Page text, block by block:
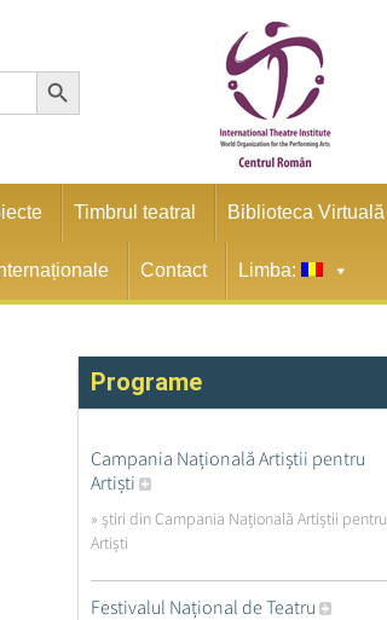
Search Button
Timbrul teatral Biblioteca Virtuală
Contact Limba:
Programe
Campania Națională Artiștii pentru
Artiști
» ştiri din Campania Națională Artiștii pentru
Artiști
Festivalul Național de Teatru